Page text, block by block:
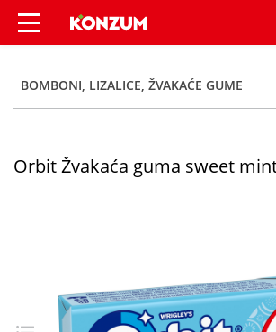
Orbit Žvakaća guma sweet
BOMBONI, LIZALICE, ŽVAKAĆE GUME
Orbit Žvakaća guma sweet